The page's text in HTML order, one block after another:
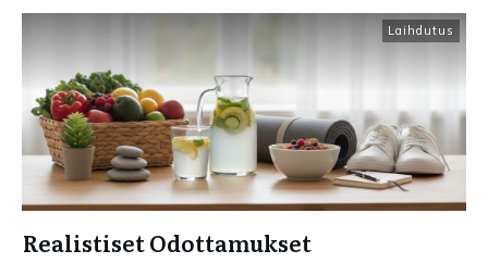
Laihdutus
Realistiset Odottamukset